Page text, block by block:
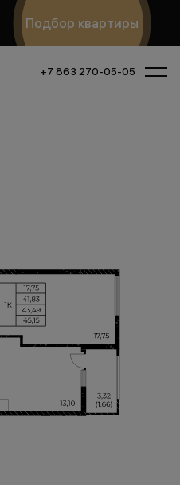
Подбор квартиры
+7 863 270-05-05